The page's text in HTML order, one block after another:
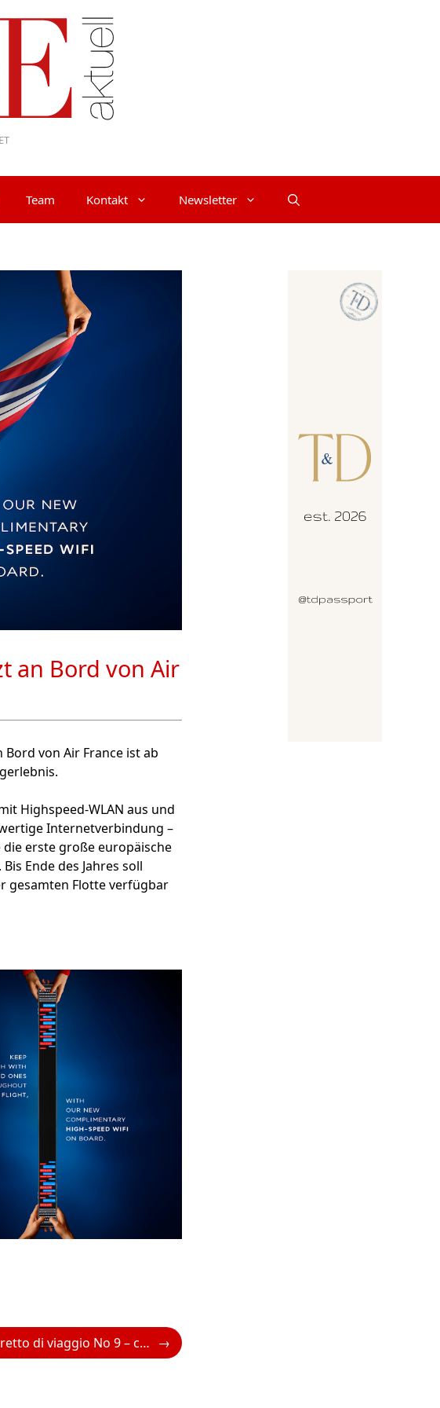
Team Kontakt Newsletter
an Bord von Air
von Air France ist ab
Highspeed-WLAN aus und
Internetverbindung –
erste große europäische
Ende des Jahres soll
gesamten Flotte verfügbar
Libretto di viaggio No 9 – coming soon!